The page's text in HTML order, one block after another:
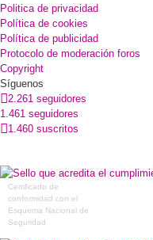
Politica de privacidad
Política de cookies
Política de publicidad
Protocolo de moderación foros
Copyright
Síguenos
2.261 seguidores
1.461 seguidores
1.460 suscritos
Certificado de
conformidad con el
Esquema Nacional de
Seguridad